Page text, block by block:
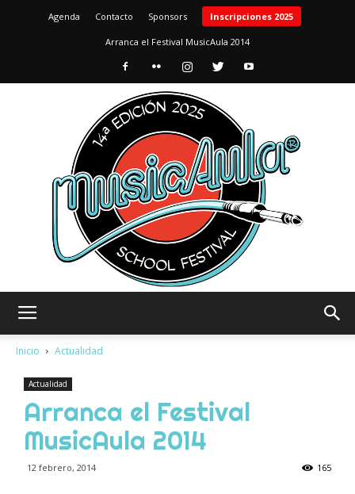
Agenda Contacto Sponsors Inscripciones 2025
Arranca el Festival MusicAula 2014
Inicio Actualidad
Actualidad
Arranca el Festival
MusicAula 2014
12 febrero, 2014 165